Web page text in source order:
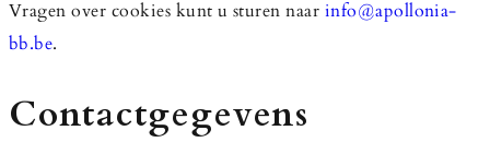
Vragen over cookies kunt u sturen naar info@apollonia-
bb.be.
Contactgegevens